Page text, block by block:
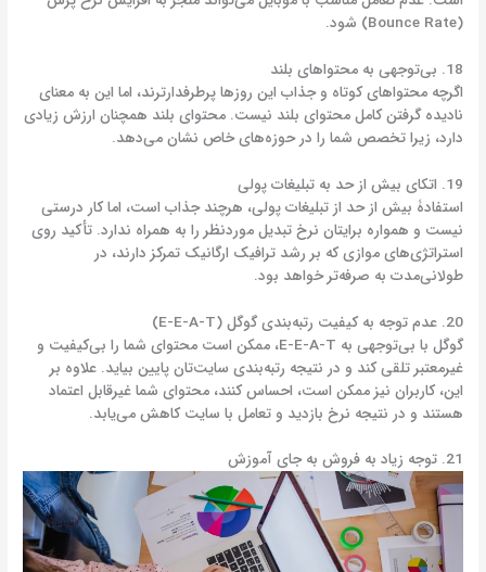
(Bounce Rate) شود.
18. بی‌توجهی به محتواهای بلند
اگرچه محتواهای کوتاه و جذاب این روزها پرطرفدارترند، اما این به معنای
نادیده گرفتن کامل محتوای بلند نیست. محتوای بلند همچنان ارزش زیادی
دارد، زیرا تخصص شما را در حوزه‌های خاص نشان می‌دهد.
19. اتکای بیش از حد به تبلیغات پولی
استفادۀ بیش از حد از تبلیغات پولی، هرچند جذاب است، اما کار درستی
نیست و همواره برایتان نرخ تبدیل موردنظر را به همراه ندارد. تأکید روی
استراتژی‌های موازی که بر رشد ترافیک ارگانیک تمرکز دارند، در
طولانی‌مدت به صرفه‌تر خواهد بود.
20. عدم توجه به کیفیت رتبه‌بندی گوگل (E-E-A-T)
گوگل با بی‌توجهی به E-E-A-T، ممکن است محتوای شما را بی‌کیفیت و
غیرمعتبر تلقی کند و در نتیجه رتبه‌بندی سایت‌تان پایین بیاید. علاوه بر
این، کاربران نیز ممکن است، احساس کنند، محتوای شما غیرقابل اعتماد
هستند و در نتیجه نرخ بازدید و تعامل با سایت کاهش می‌یابد.
21. توجه زیاد به فروش به جای آموزش